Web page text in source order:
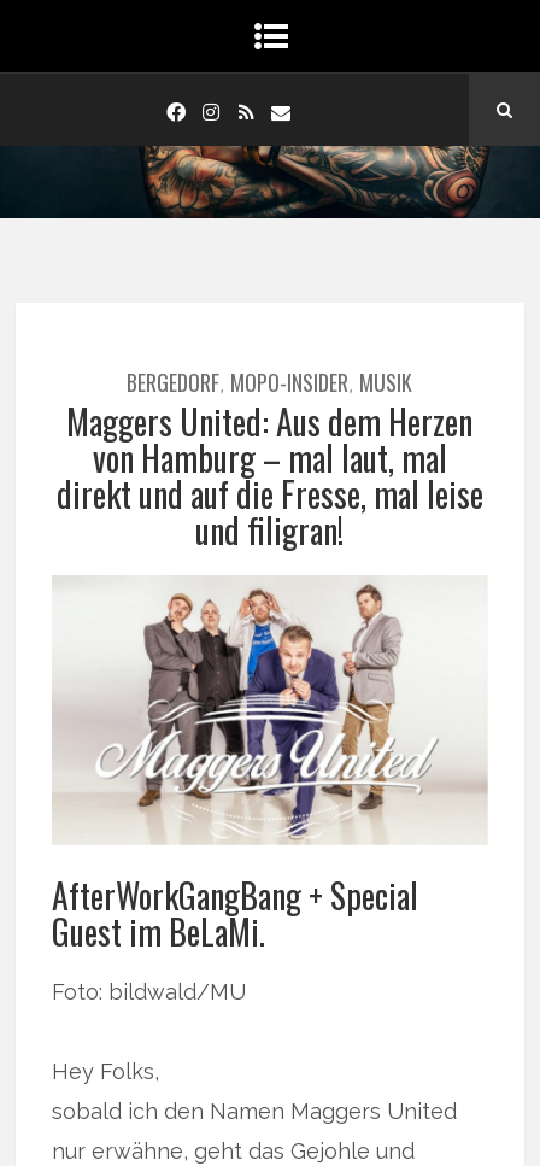
BERGEDORF, MOPO-INSIDER, MUSIK
Maggers United: Aus dem Herzen
von Hamburg – mal laut, mal
direkt und auf die Fresse, mal leise
und filigran!
AfterWorkGangBang + Special
Guest im BeLaMi.
Foto: bildwald/MU
Hey Folks,
sobald ich den Namen Maggers United
nur erwähne, geht das Gejohle und